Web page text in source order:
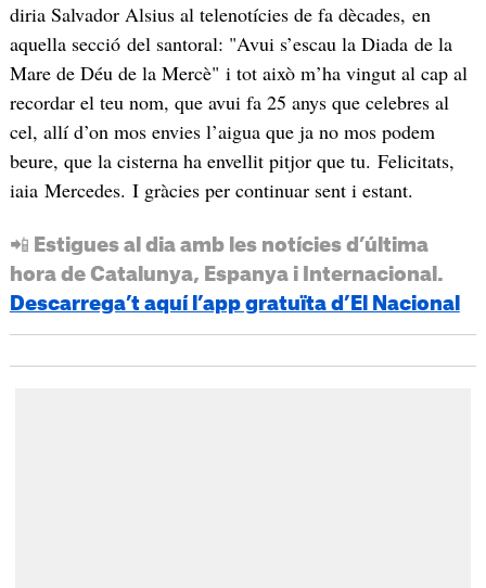
diria Salvador Alsius al telenotícies de fa dècades, en
aquella secció del santoral: "Avui s’escau la Diada de la
Mare de Déu de la Mercè" i tot això m’ha vingut al cap al
recordar el teu nom, que avui fa 25 anys que celebres al
cel, allí d’on mos envies l’aigua que ja no mos podem
beure, que la cisterna ha envellit pitjor que tu. Felicitats,
iaia Mercedes. I gràcies per continuar sent i estant.
📲 Estigues al dia amb les notícies d’última
hora de Catalunya, Espanya i Internacional.
Descarrega’t aquí l’app gratuïta d’El Nacional